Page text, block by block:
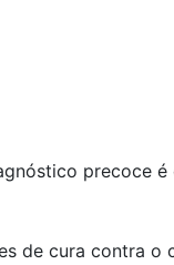
precoce
de cura contra o